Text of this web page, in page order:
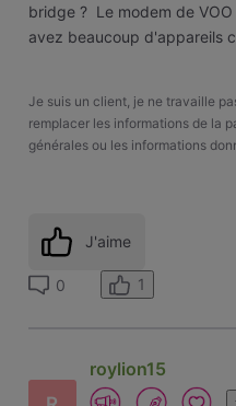
bridge ? Le modem de
avez beaucoup d'appareils
Je suis un client, je ne travaille
remplacer les informations de la
générales ou les informations
J'aime
0 1
roylion15